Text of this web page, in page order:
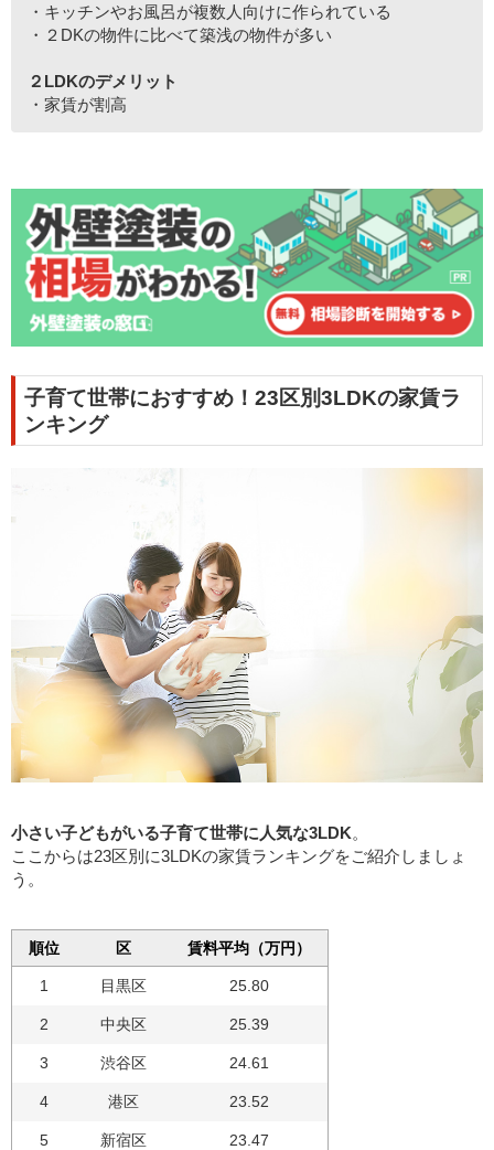
・キッチンやお風呂が複数人向けに作られている
・２DKの物件に比べて築浅の物件が多い
２LDKのデメリット
・家賃が割高
子育て世帯におすすめ！23区別3LDKの家賃ラ
ンキング
小さい子どもがいる子育て世帯に人気な3LDK。
ここからは23区別に3LDKの家賃ランキングをご紹介しましょ
う。
順位 区 賃料平均（万円）
1 目黒区 25.80
2 中央区 25.39
3 渋谷区 24.61
4 港区 23.52
5 新宿区 23.47